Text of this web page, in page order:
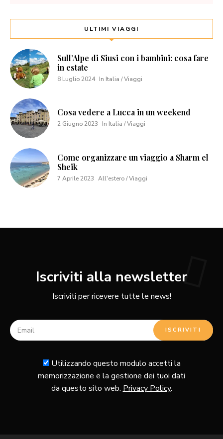
ULTIMI VIAGGI
Sull’Alpe di Siusi con i bambini: cosa fare
in estate
8 Luglio 2024 In Italia / Viaggi
Cosa vedere a Lucca in un weekend
2 Giugno 2023 In Italia / Viaggi
Come organizzare un viaggio a Sharm el
Sheik
7 Aprile 2023 All'estero / Viaggi
Iscriviti alla newsletter
Iscriviti per ricevere tutte le news!
Utilizzando questo modulo accetti la
memorizzazione e la gestione dei tuoi dati
da questo sito web. Privacy Policy.